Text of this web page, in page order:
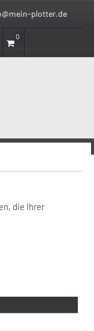
plotter.de
0
die Ihrer